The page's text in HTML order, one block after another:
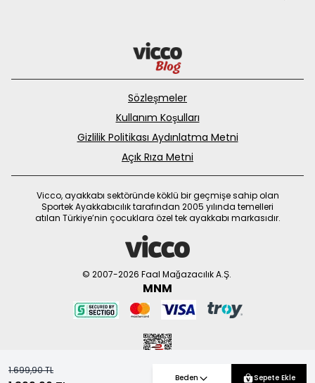
1.699,90 TL
Beden Sepete Ekle
Sözleşmeler
Kullanım Koşulları
Gizlilik Politikası Aydınlatma Metni
Açık Rıza Metni
Vicco, ayakkabı sektöründe köklü bir geçmişe sahip olan
Sportek Ayakkabıcılık tarafından 2005 yılında temelleri
atılan Türkiye’nin çocuklara özel tek ayakkabı markasıdır.
© 2007-2026 Faal Mağazacılık A.Ş.
MNM